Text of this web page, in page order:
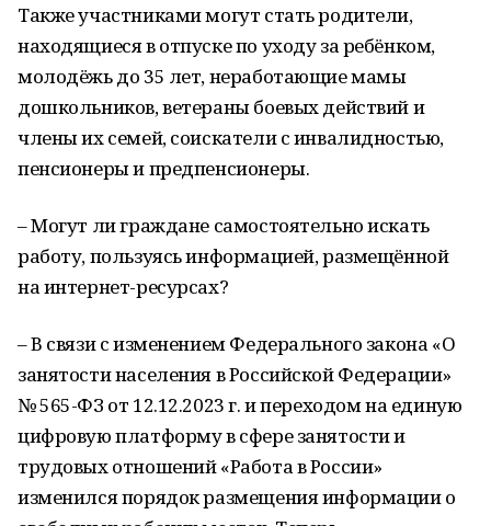
Также участниками могут стать родители,
находящиеся в отпуске по уходу за ребёнком,
молодёжь до 35 лет, неработающие мамы
дошкольников, ветераны боевых действий и
члены их семей, соискатели с инвалидностью,
пенсионеры и предпенсионеры.
– Могут ли граждане самостоятельно искать
работу, пользуясь информацией, размещённой
на интернет-ресурсах?
– В связи с изменением Федерального закона «О
занятости населения в Российской Федерации»
№ 565-ФЗ от 12.12.2023 г. и переходом на единую
цифровую платформу в сфере занятости и
трудовых отношений «Работа в России»
изменился порядок размещения информации о